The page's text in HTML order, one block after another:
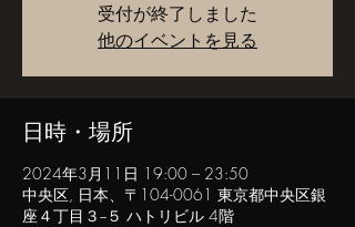
受付が終了しました
他のイベントを見る
日時・場所
2024年3月11日 19:00 – 23:50
中央区, 日本、〒104-0061 東京都中央区銀
座４丁目３−５ ハトリビル 4階